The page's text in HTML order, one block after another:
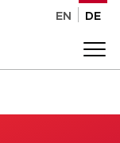
EN DE